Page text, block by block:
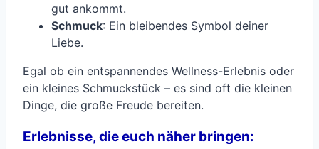
gut ankommt.
Schmuck: Ein bleibendes Symbol deiner
Liebe.
Egal ob ein entspannendes Wellness-Erlebnis oder
ein kleines Schmuckstück – es sind oft die kleinen
Dinge, die große Freude bereiten.
Erlebnisse, die euch näher bringen: